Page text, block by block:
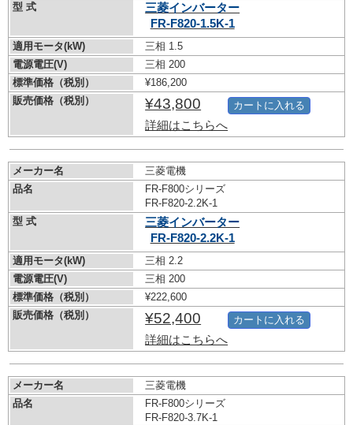
型 式
三菱インバーター
FR-F820-1.5K-1
適用モータ(kW)
三相 1.5
電源電圧(V)
三相 200
標準価格（税別）
¥186,200
販売価格（税別）
¥43,800
詳細はこちらへ
カートに入れる
メーカー名
三菱電機
品名
FR-F800シリーズ
FR-F820-2.2K-1
型 式
三菱インバーター
FR-F820-2.2K-1
適用モータ(kW)
三相 2.2
電源電圧(V)
三相 200
標準価格（税別）
¥222,600
販売価格（税別）
¥52,400
詳細はこちらへ
カートに入れる
メーカー名
三菱電機
品名
FR-F800シリーズ
FR-F820-3.7K-1